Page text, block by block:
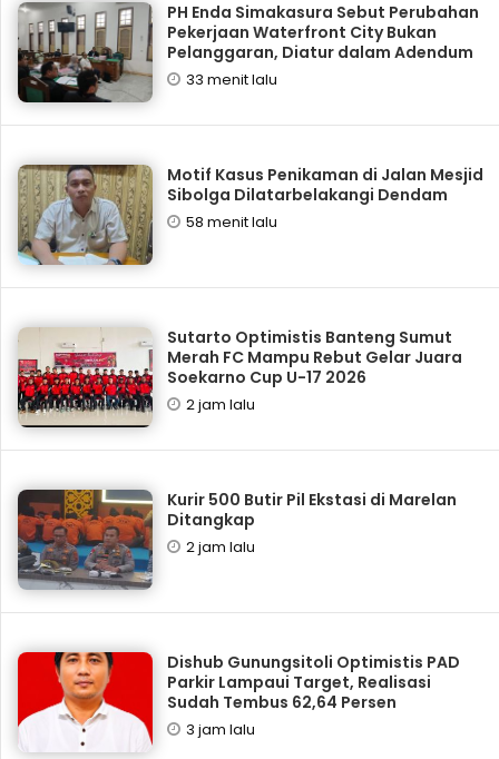
PH Enda Simakasura Sebut Perubahan
Pekerjaan Waterfront City Bukan
Pelanggaran, Diatur dalam Adendum
33 menit lalu
Motif Kasus Penikaman di Jalan Mesjid
Sibolga Dilatarbelakangi Dendam
58 menit lalu
Sutarto Optimistis Banteng Sumut
Merah FC Mampu Rebut Gelar Juara
Soekarno Cup U-17 2026
2 jam lalu
Kurir 500 Butir Pil Ekstasi di Marelan
Ditangkap
2 jam lalu
Dishub Gunungsitoli Optimistis PAD
Parkir Lampaui Target, Realisasi
Sudah Tembus 62,64 Persen
3 jam lalu